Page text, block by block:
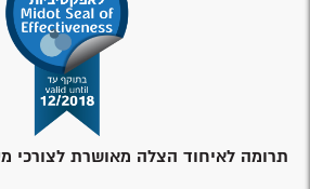
תרומה לאיחוד הצלה מאושרת לצורכי